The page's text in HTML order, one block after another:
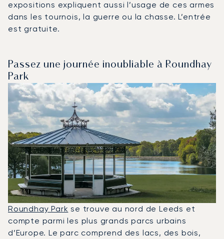
expositions expliquent aussi l’usage de ces armes
dans les tournois, la guerre ou la chasse. L’entrée
est gratuite.
Passez une journée inoubliable à Roundhay
Park
Roundhay Park se trouve au nord de Leeds et
compte parmi les plus grands parcs urbains
d’Europe. Le parc comprend des lacs, des bois,